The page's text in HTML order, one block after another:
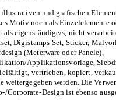
und grafischen
Motiv noch als Einzelelemente
als eigenständige/s, nicht
Digistamps-Set, Sticker,
(Meterware oder Panele),
Applikationsvorlage,
vertrieben, kopiert,
weitergegeben werden. Die
Corporate-Design ist ebenso